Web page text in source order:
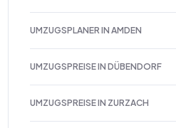
UMZUGSPLANER IN AMDEN
UMZUGSPREISE IN DÜBENDORF
UMZUGSPREISE IN ZURZACH